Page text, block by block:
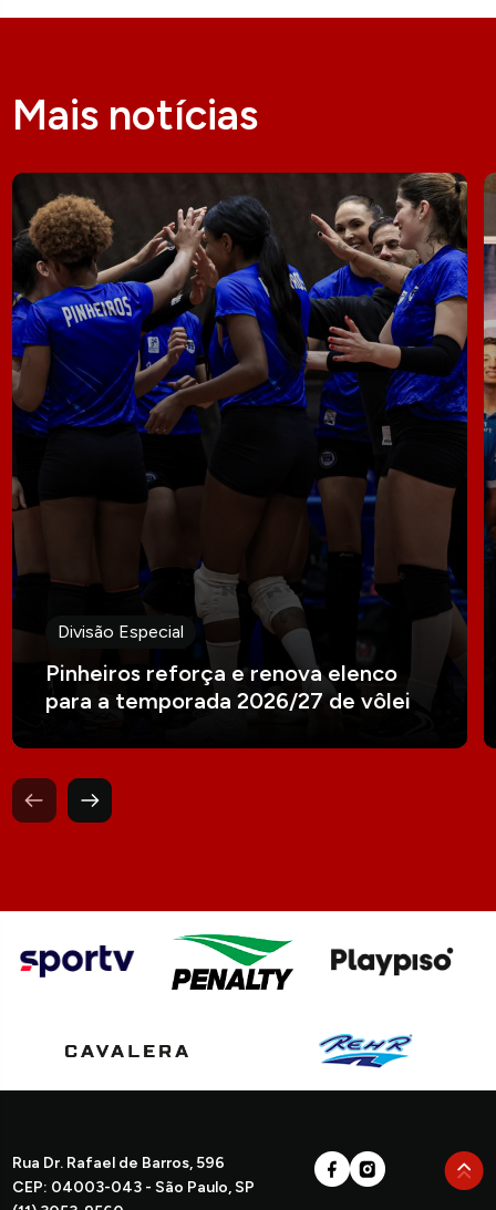
Mais notícias
Divisão Especial
Pinheiros reforça e renova elenco
para a temporada 2026/27 de vôlei
Rua Dr. Rafael de Barros, 596
CEP: 04003-043 - São Paulo, SP